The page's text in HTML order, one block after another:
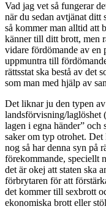
Vad jag vet så fungerar
när du sedan avtjänat
så kommer man alltid att
känner till ditt brott, men
vidare fördömande av en
uppmuntra till
rättsstat ska bestå av det
som man med hjälp av
Det liknar ju den typen
landsförvisning/laglöshet
lagen i egna händer”
saker om typ otrohet.
nog så har denna syn på
förekommande, speciellt
det är okej att staten ska
förbrytaren för att
det kommer till sexbrott
ekonomiska brott eller